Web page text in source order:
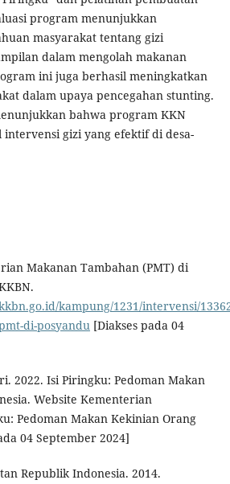
program menunjukkan
masyarakat tentang gizi
dalam mengolah makanan
ini juga berhasil meningkatkan
dalam upaya pencegahan stunting.
bahwa program KKN
gizi yang efektif di desa-
Makanan Tambahan (PMT) di
kampung/1231/intervensi/
di-posyandu[Diakses pada 04
2022. Isi Piringku: Pedoman Makan
Website Kementerian
Pedoman Makan Kekinian Orang
04 September 2024]
Republik Indonesia. 2014.